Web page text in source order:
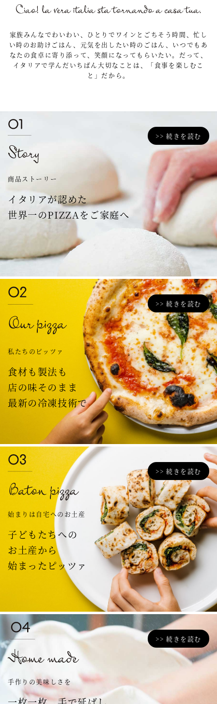
家族みんなでわいわい、ひとりでワインとごちそう時間、忙し
い時のお助けごはん、元気を出したい時のごはん、いつでもあ
なたの食卓に寄り添って、笑顔になってもらいたい。だって、
イタリアで学んだいちばん大切なことは、「食事を楽しむこ
と」だから。
商品ストーリー
イタリアが認めた
世界一のPIZZAをご家庭へ
>> 続きを読む
私たちのピッツァ
食材も製法も
店の味そのまま
最新の冷凍技術で
>> 続きを読む
始まりは自宅へのお土産
子どもたちへの
お土産から
始まったピッツァ
>> 続きを読む
手作りの美味しさを
>> 続きを読む